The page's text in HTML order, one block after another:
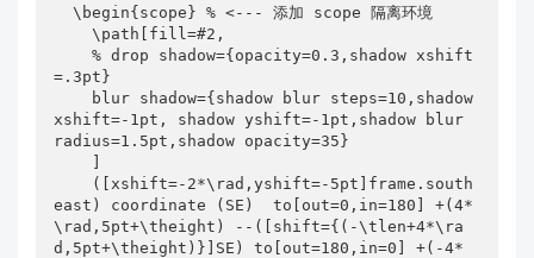
  \begin{scope} % <--- 添加 scope 隔离环境
    \path[fill=#2,
    % drop shadow={opacity=0.3,shadow xshift
=.3pt}
xshift=-1pt, shadow yshift=-1pt,shadow blur
radius=1.5pt,shadow opacity=35}
east) coordinate (SE)  to[out=0,in=180] +(4*
\rad,5pt+\theight) --([shift={(-\tlen+4*\ra
d,5pt+\theight)}]SE) to[out=180,in=0] +(-4*